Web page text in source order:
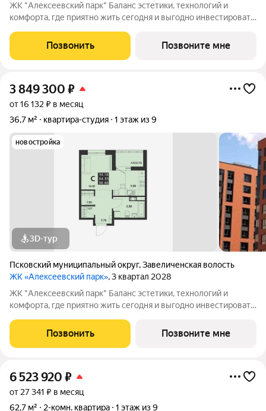
ЖК "Алексеевский парк" Баланс эстетики, технологий и
комфорта, где приятно жить сегодня и выгодно инвестировать
современный проект комфорт класса в развивающемся
районе дальнего Завеличья. Дом выполнен в
Позвонить Позвоните мне
3 849 300 ₽
от 16 132 ₽ в месяц
36,7 м²
квартира-студия 1 этаж из 9
новостройка
3D-тур
Псковский муниципальный округ,Завеличенская волость
ЖК «Алексеевский парк», 3 квартал 2028
ЖК "Алексеевский парк" Баланс эстетики, технологий и
комфорта, где приятно жить сегодня и выгодно инвестировать
современный проект комфорт класса в развивающемся
районе дальнего Завеличья. Дом выполнен в
Позвонить Позвоните мне
6 523 920 ₽
от 27 341 ₽ в месяц
62,7 м²
2-комн. квартира 1 этаж из 9